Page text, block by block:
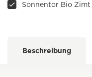
Sonnentor Bio Zimt
Beschreibung